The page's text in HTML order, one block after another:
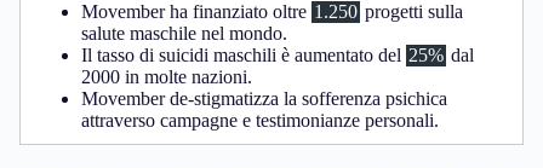
Movember ha finanziato oltre 1.250 progetti sulla
salute maschile nel mondo.
Il tasso di suicidi maschili è aumentato del 25% dal
2000 in molte nazioni.
Movember de-stigmatizza la sofferenza psichica
attraverso campagne e testimonianze personali.